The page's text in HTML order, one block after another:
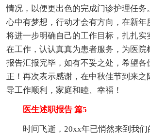
情况，以便更出色的完成门诊护理任务
心中有梦想，行动才会有方向，在新年
将进一步明确自己的工作目标，扎扎实
在工作，认认真真为患者服务，为医院
报告汇报完毕，如有不妥之处，希望各
正！再次表示感谢，在中秋佳节到来之
导工作顺利，家庭和睦、幸福！
医生述职报告 篇5
时间飞逝，20xx年已悄然来到我们